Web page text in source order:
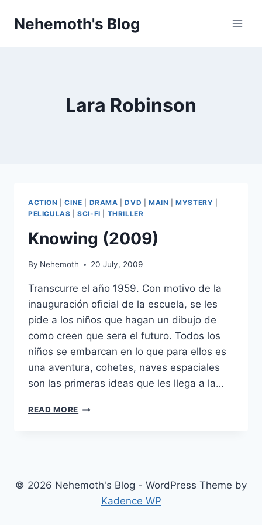
Nehemoth's Blog
Lara Robinson
ACTION |CINE DRAMA |DVD MAIN |MYSTERY
PELICULAS |SCI-FI THRILLER
Knowing (2009)
By Nehemoth 20 July, 2009
Transcurre el año 1959. Con motivo de la
inauguración oficial de la escuela, se les
pide a los niños que hagan un dibujo de
como creen que sera el futuro. Todos los
niños se embarcan en lo que para ellos es
una aventura, cohetes, naves espaciales
son las primeras ideas que les llega a la…
READ MORE KNOWING
© 2026 Nehemoth's Blog - WordPress Theme by
Kadence WP